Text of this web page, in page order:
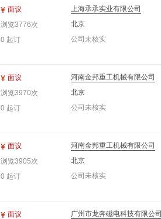
面议
浏览3776次
0 起订
上海承承实业有限公司
北京
公司未核实
面议
浏览3970次
0 起订
河南金邦重工机械有限公司
北京
公司未核实
面议
浏览3905次
0 起订
河南金邦重工机械有限公司
北京
公司未核实
面议
广州市龙奔磁电科技有限公司